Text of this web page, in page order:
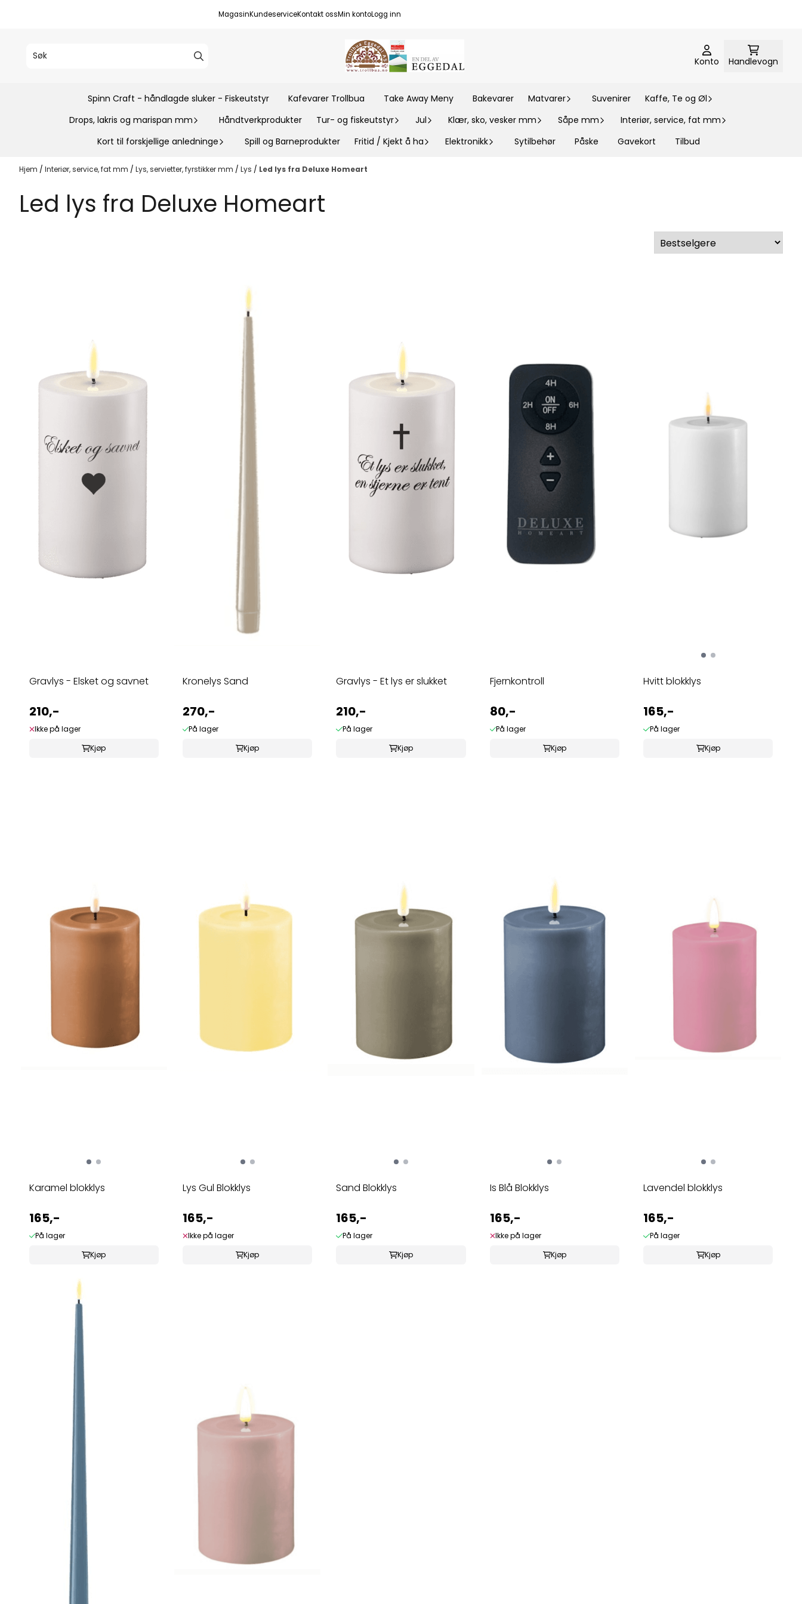
MagasinKundeserviceKontakt ossMin kontoLogg inn
Konto Handlevogn
Spinn Craft - håndlagde sluker - Fiskeutstyr Kafevarer Trollbua Take Away Meny Bakevarer Matvarer Suvenirer
Kaffe, Te og Øl
Drops, lakris og marispan mm
Håndtverkprodukter Tur- og fiskeutstyr Jul Klær, sko, vesker mm Såpe mm
Interiør, service, fat mm
Kort til forskjellige anledninge
Spill og Barneprodukter Fritid / Kjekt å ha Elektronikk Sytilbehør Påske Gavekort Tilbud
Hjem / Interiør, service, fat mm / Lys, servietter, fyrstikker mm / Lys / Led lys fra Deluxe Homeart
Led lys fra Deluxe Homeart
Gravlys - Elsket og savnet
210,-
Ikke på lager
Kjøp
Kronelys Sand
270,-
På lager
Kjøp
Gravlys - Et lys er slukket
210,-
På lager
Kjøp
Fjernkontroll
80,-
På lager
Kjøp
Hvitt blokklys
165,-
På lager
Kjøp
Karamel blokklys
165,-
På lager
Kjøp
Lys Gul Blokklys
165,-
Ikke på lager
Kjøp
Sand Blokklys
165,-
På lager
Kjøp
Is Blå Blokklys
165,-
Ikke på lager
Kjøp
Lavendel blokklys
165,-
På lager
Kjøp